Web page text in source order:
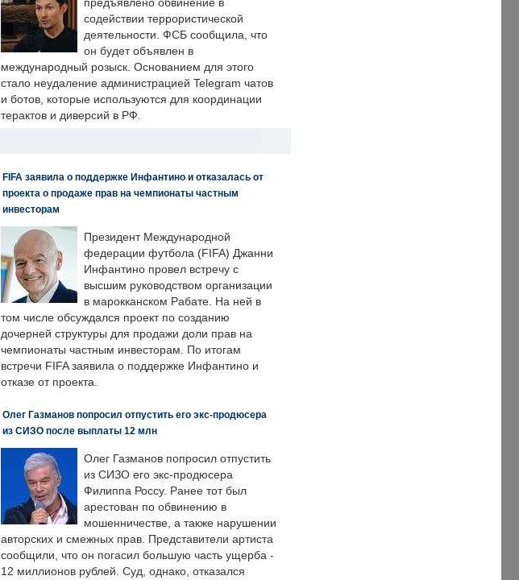
предъявлено обвинение в
содействии террористической
деятельности. ФСБ сообщила, что
он будет объявлен в
международный розыск. Основанием для этого
стало неудаление администрацией Telegram чатов
и ботов, которые используются для координации
терактов и диверсий в РФ.
FIFA заявила о поддержке Инфантино и отказалась от
проекта о продаже прав на чемпионаты частным
инвесторам
Президент Международной
федерации футбола (FIFA) Джанни
Инфантино провел встречу с
высшим руководством организации
в марокканском Рабате. На ней в
том числе обсуждался проект по созданию
дочерней структуры для продажи доли прав на
чемпионаты частным инвесторам. По итогам
встречи FIFA заявила о поддержке Инфантино и
отказе от проекта.
Олег Газманов попросил отпустить его экс-продюсера
из СИЗО после выплаты 12 млн
Олег Газманов попросил отпустить
из СИЗО его экс-продюсера
Филиппа Россу. Ранее тот был
арестован по обвинению в
мошенничестве, а также нарушении
авторских и смежных прав. Представители артиста
сообщили, что он погасил большую часть ущерба -
12 миллионов рублей. Суд, однако, отказался